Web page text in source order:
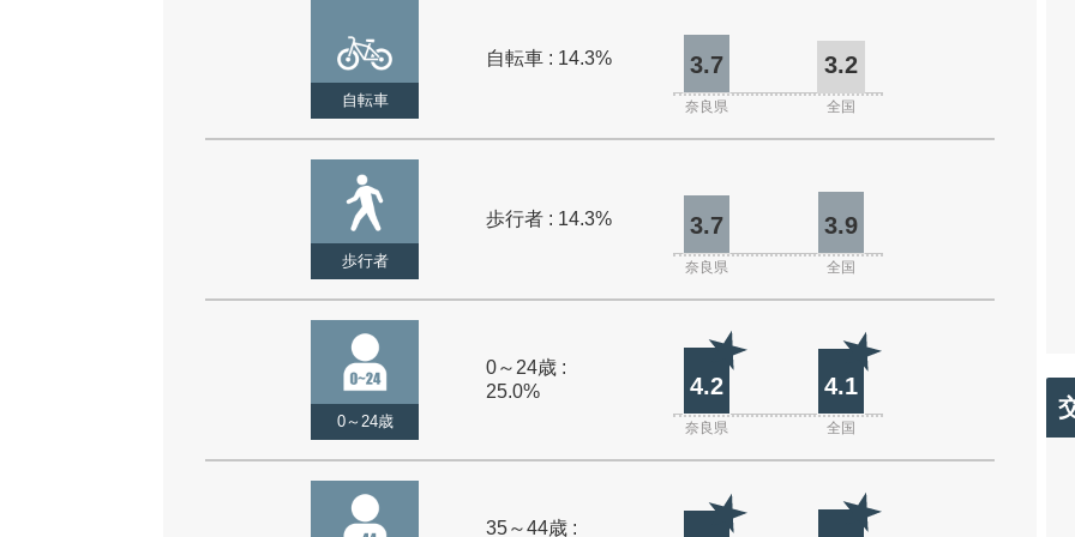
自転車
自転車 : 14.3% 3.7 3.2
奈良県 全国
歩行者
歩行者 : 14.3% 3.7 3.9
奈良県 全国
0～24歳
0～24歳 :
25.0%
4.2 4.1
奈良県 全国
35～44歳 :